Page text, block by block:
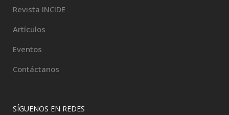
Revista INCIDE
Artículos
Eventos
Contáctanos
SÍGUENOS EN REDES